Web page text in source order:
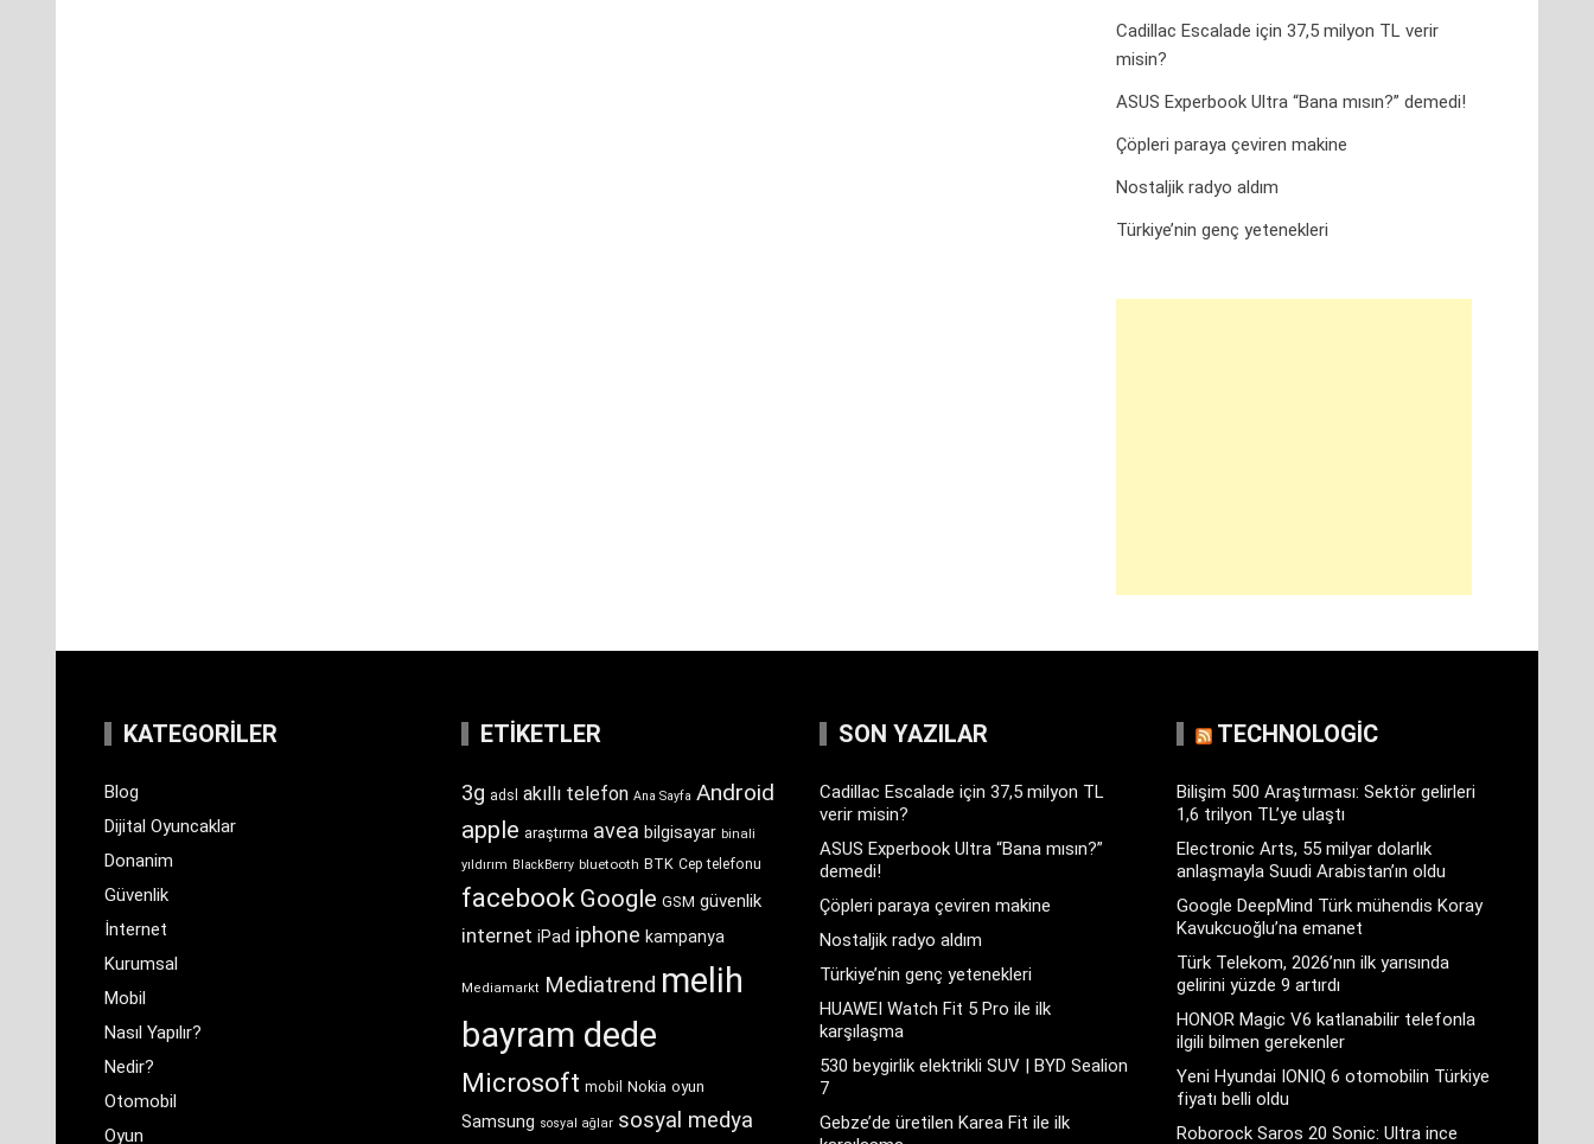
Cadillac Escalade için 37,5 milyon TL verir
misin?
ASUS Experbook Ultra “Bana mısın?” demedi!
Çöpleri paraya çeviren makine
Nostaljik radyo aldım
Türkiye’nin genç yetenekleri
KATEGORILER
Blog
Dijital Oyuncaklar
Donanim
Güvenlik
İnternet
Kurumsal
Mobil
Nasıl Yapılır?
Nedir?
Otomobil
Oyun
ETIKETLER
3g adsl akıllı telefon Ana Sayfa Android
apple araştırma avea bilgisayar binali
yıldırım BlackBerry bluetooth BTK Cep telefonu
facebook Google GSM güvenlik
internet iPad iphone kampanya
Mediamarkt Mediatrend melih
bayram dede
Microsoft mobil Nokia oyun
Samsung sosyal ağlar sosyal medya
SON YAZILAR
Cadillac Escalade için 37,5 milyon TL
verir misin?
ASUS Experbook Ultra “Bana mısın?”
demedi!
Çöpleri paraya çeviren makine
Nostaljik radyo aldım
Türkiye’nin genç yetenekleri
HUAWEI Watch Fit 5 Pro ile ilk
karşılaşma
530 beygirlik elektrikli SUV | BYD Sealion
7
Gebze’de üretilen Karea Fit ile ilk
TECHNOLOGIC
Bilişim 500 Araştırması: Sektör gelirleri
1,6 trilyon TL’ye ulaştı
Electronic Arts, 55 milyar dolarlık
anlaşmayla Suudi Arabistan’ın oldu
Google DeepMind Türk mühendis Koray
Kavukcuoğlu’na emanet
Türk Telekom, 2026’nın ilk yarısında
gelirini yüzde 9 artırdı
HONOR Magic V6 katlanabilir telefonla
ilgili bilmen gerekenler
Yeni Hyundai IONIQ 6 otomobilin Türkiye
fiyatı belli oldu
Roborock Saros 20 Sonic: Ultra ince